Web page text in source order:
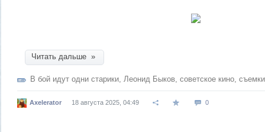
Читать дальше »
В бой идут одни старики, Леонид Быков, советское кино, съемки
Axelerator 18 августа 2025, 04:49 0